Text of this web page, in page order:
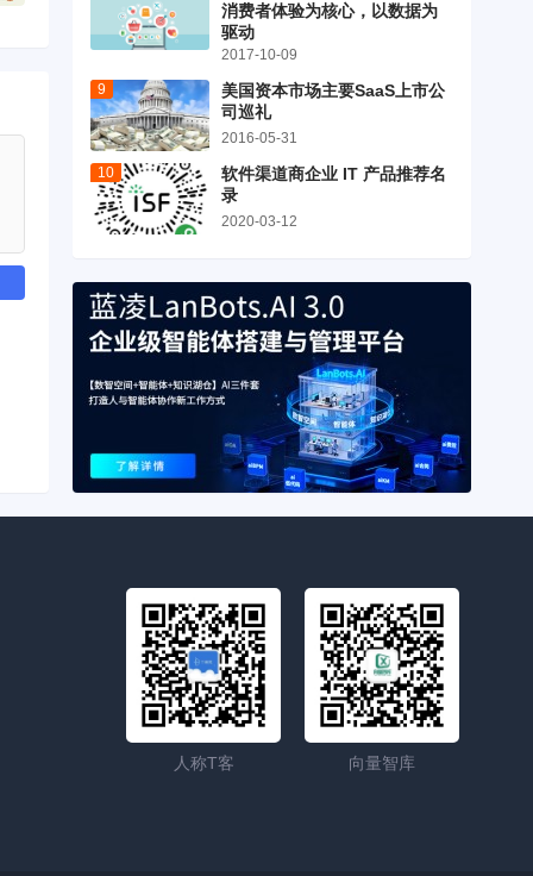
消费者体验为核心，以数据为
驱动
2017-10-09
美国资本市场主要SaaS上市公
司巡礼
2016-05-31
软件渠道商企业 IT 产品推荐名
录
2020-03-12
人称T客 向量智库